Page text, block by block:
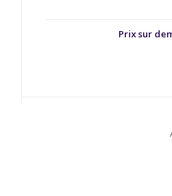
Prix sur